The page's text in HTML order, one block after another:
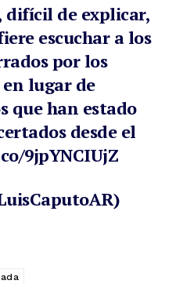
difícil de explicar,
escuchar a los
por los
lugar de
que han estado
desde el
9jpYNCIUjZ